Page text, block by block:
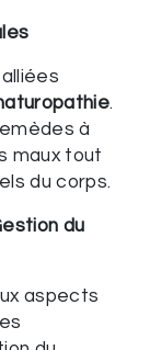
.
à
maux tout
du corps.
du
aspects